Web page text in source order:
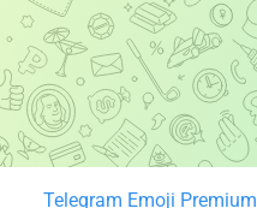
Telegram Emoji Premium